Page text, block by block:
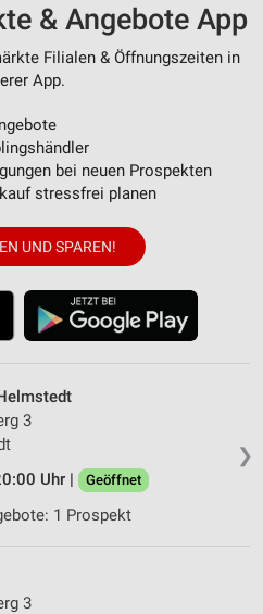
& Angebote App
Filialen & Öffnungszeiten in
App.
bei neuen Prospekten
stressfrei planen
UND SPAREN!
❯
3
Uhr |
Geöffnet
1 Prospekt
3